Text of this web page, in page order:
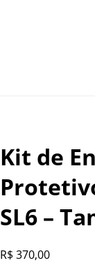
Kit de
SL6 –
R$ 370,00